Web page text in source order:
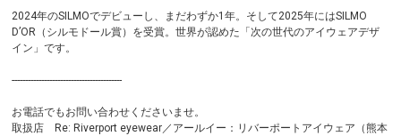
2024年のSILMOでデビューし、まだわずか1年。そして2025年にはSILMO
D’OR（シルモドール賞）を受賞。世界が認めた「次の世代のアイウェアデザ
イン」です。
-----------------------------------------
お電話でもお問い合わせくださいませ。
取扱店 Re: Riverport eyewear／アールイー：リバーポートアイウェア（熊本